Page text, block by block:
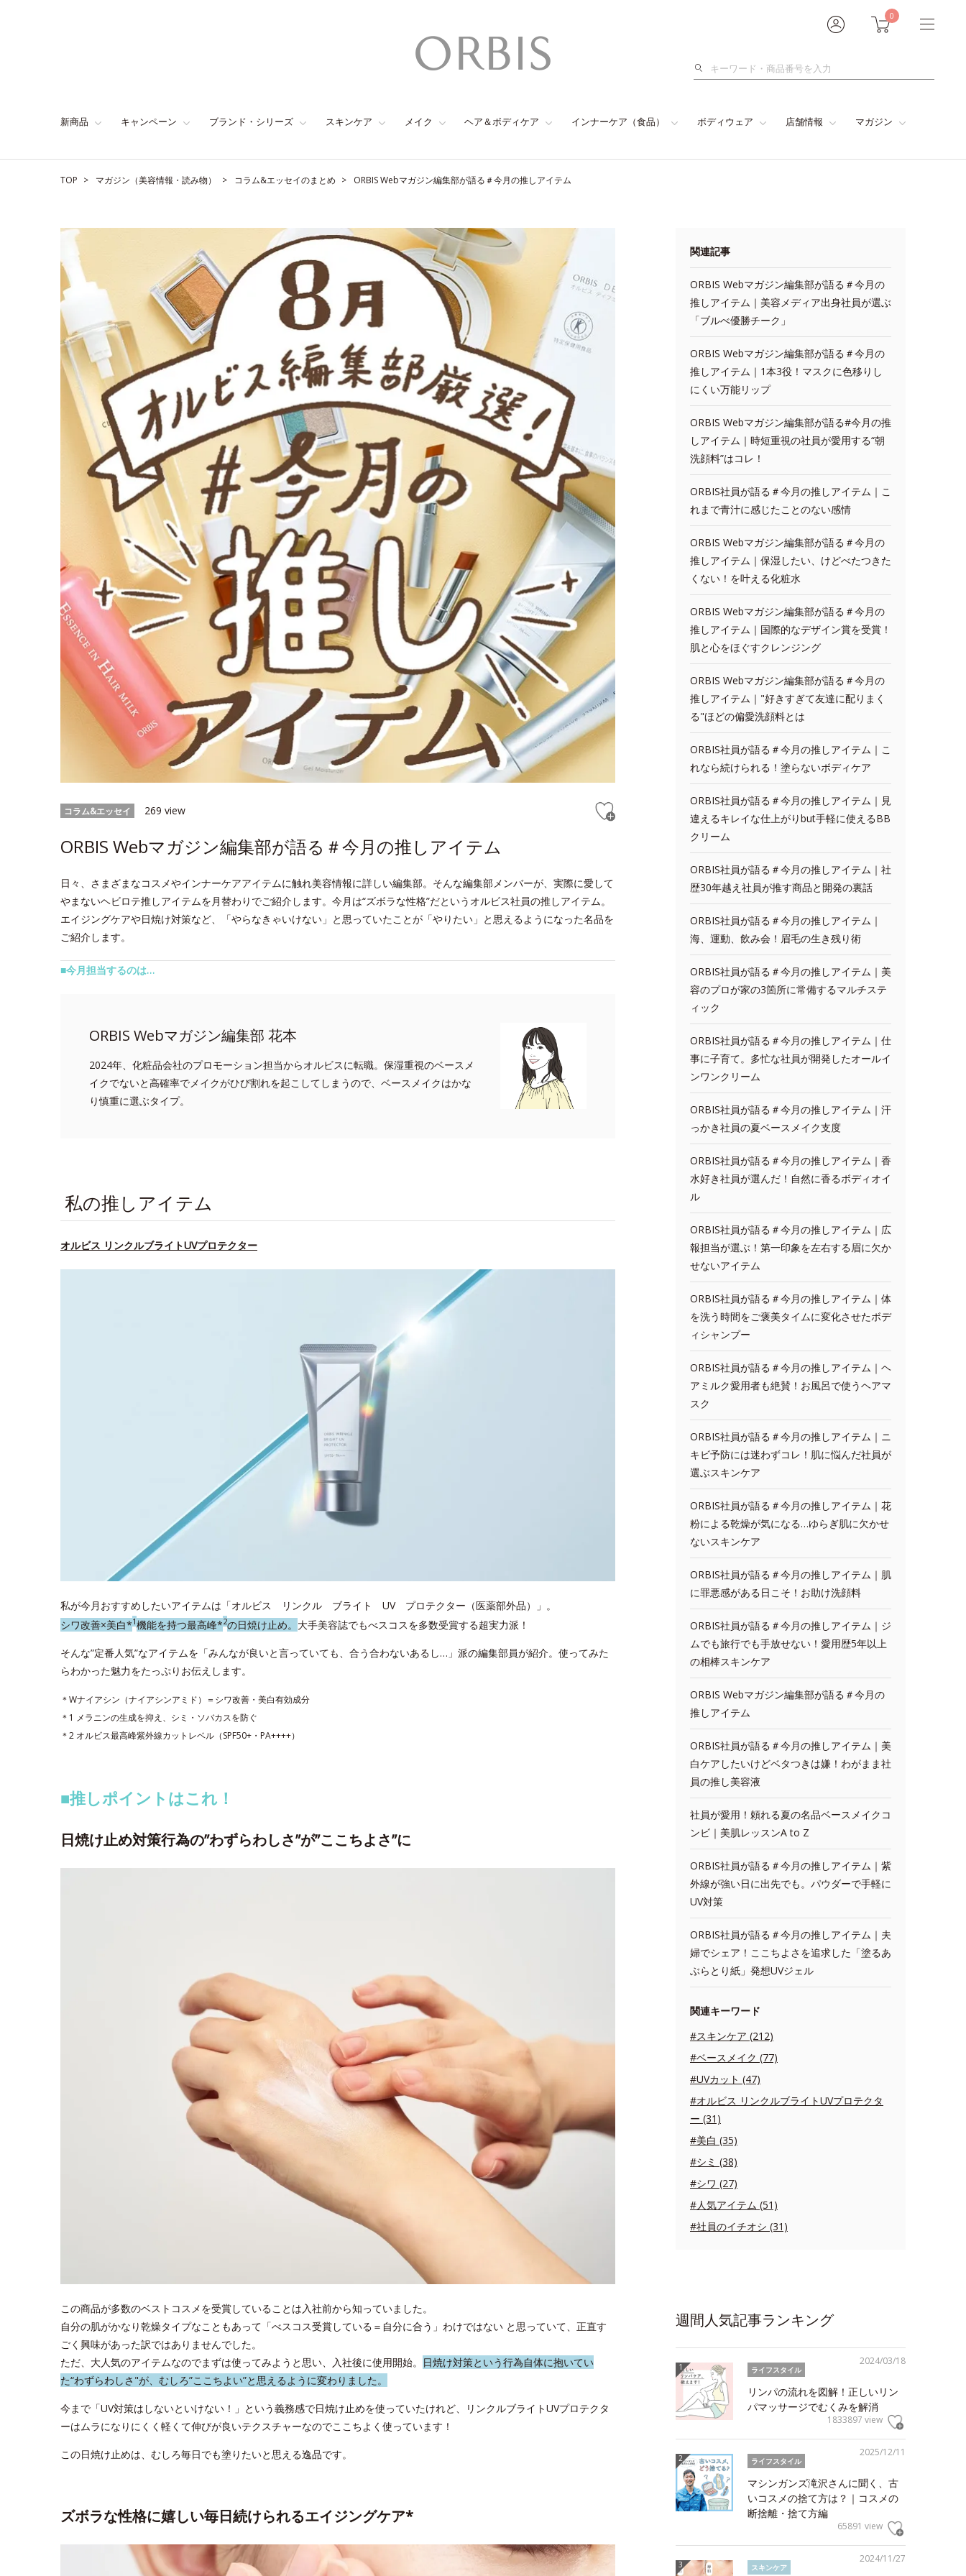
0
検
新商品 キャンペーン ブランド・シリーズ スキンケア メイク ヘア＆ボディケア インナーケア（食品） ボディウェア 店舗情報 マガジン
TOP マガジン（美容情報・読み物） コラム&エッセイのまとめ ORBIS Webマガジン編集部が語る＃今月の推しアイテム
コラム&エッセイ 269 view
ORBIS Webマガジン編集部が語る＃今月の推しアイテム
日々、さまざまなコスメやインナーケアアイテムに触れ美容情報に詳しい編集部。そんな編集部メンバーが、実際に愛して
やまないヘビロテ推しアイテムを月替わりでご紹介します。今月は“ズボラな性格”だというオルビス社員の推しアイテム。
エイジングケアや日焼け対策など、「やらなきゃいけない」と思っていたことが「やりたい」と思えるようになった名品を
ご紹介します。
■今月担当するのは…
ORBIS Webマガジン編集部 花本
2024年、化粧品会社のプロモーション担当からオルビスに転職。保湿重視のベースメ
イクでないと高確率でメイクがひび割れを起こしてしまうので、ベースメイクはかな
り慎重に選ぶタイプ。
私の推しアイテム
オルビス リンクルブライトUVプロテクター
私が今月おすすめしたいアイテムは「オルビス リンクル ブライト UV プロテクター（医薬部外品）」。
シワ改善×美白*1機能を持つ最高峰*2の日焼け止め。 大手美容誌でもべスコスを多数受賞する超実力派！
そんな”定番人気”なアイテムを「みんなが良いと言っていても、合う合わないあるし…」派の編集部員が紹介。使ってみた
らわかった魅力をたっぷりお伝えします。
＊Wナイアシン（ナイアシンアミド）＝シワ改善・美白有効成分
＊1 メラニンの生成を抑え、シミ・ソバカスを防ぐ
＊2 オルビス最高峰紫外線カットレベル（SPF50+・PA++++）
■推しポイントはこれ！
日焼け止め対策行為の”わずらわしさ”が”ここちよさ”に
この商品が多数のベストコスメを受賞していることは入社前から知っていました。
自分の肌がかなり乾燥タイプなこともあって「べスコス受賞している＝自分に合う」わけではない と思っていて、正直す
ごく興味があった訳ではありませんでした。
ただ、大人気のアイテムなのでまずは使ってみようと思い、入社後に使用開始。
日焼け対策という行為自体に抱いてい
た“わずらわしさ"が、むしろ”ここちよい”と思えるように変わりました。
今まで「UV対策はしないといけない！」という義務感で日焼け止めを使っていたけれど、リンクルブライトUVプロテクタ
ーはムラになりにくく軽くて伸びが良いテクスチャーなのでここちよく使っています！
この日焼け止めは、むしろ毎日でも塗りたいと思える逸品です。
ズボラな性格に嬉しい毎日続けられるエイジングケア*
関連記事
ORBIS Webマガジン編集部が語る＃今月の
推しアイテム｜美容メディア出身社員が選ぶ
「ブルべ優勝チーク」
ORBIS Webマガジン編集部が語る＃今月の
推しアイテム｜1本3役！マスクに色移りし
にくい万能リップ
ORBIS Webマガジン編集部が語る#今月の推
しアイテム｜時短重視の社員が愛用する“朝
洗顔料”はコレ！
ORBIS社員が語る＃今月の推しアイテム｜こ
れまで青汁に感じたことのない感情
ORBIS Webマガジン編集部が語る＃今月の
推しアイテム｜保湿したい、けどべたつきた
くない！を叶える化粧水
ORBIS Webマガジン編集部が語る＃今月の
推しアイテム｜国際的なデザイン賞を受賞！
肌と心をほぐすクレンジング
ORBIS Webマガジン編集部が語る＃今月の
推しアイテム｜"好きすぎて友達に配りまく
る"ほどの偏愛洗顔料とは
ORBIS社員が語る＃今月の推しアイテム｜こ
れなら続けられる！塗らないボディケア
ORBIS社員が語る＃今月の推しアイテム｜見
違えるキレイな仕上がりbut手軽に使えるBB
クリーム
ORBIS社員が語る＃今月の推しアイテム｜社
歴30年越え社員が推す商品と開発の裏話
ORBIS社員が語る＃今月の推しアイテム｜
海、運動、飲み会！眉毛の生き残り術
ORBIS社員が語る＃今月の推しアイテム｜美
容のプロが家の3箇所に常備するマルチステ
ィック
ORBIS社員が語る＃今月の推しアイテム｜仕
事に子育て。多忙な社員が開発したオールイ
ンワンクリーム
ORBIS社員が語る＃今月の推しアイテム｜汗
っかき社員の夏ベースメイク支度
ORBIS社員が語る＃今月の推しアイテム｜香
水好き社員が選んだ！自然に香るボディオイ
ル
ORBIS社員が語る＃今月の推しアイテム｜広
報担当が選ぶ！第一印象を左右する眉に欠か
せないアイテム
ORBIS社員が語る＃今月の推しアイテム｜体
を洗う時間をご褒美タイムに変化させたボデ
ィシャンプー
ORBIS社員が語る＃今月の推しアイテム｜ヘ
アミルク愛用者も絶賛！お風呂で使うヘアマ
スク
ORBIS社員が語る＃今月の推しアイテム｜ニ
キビ予防には迷わずコレ！肌に悩んだ社員が
選ぶスキンケア
ORBIS社員が語る＃今月の推しアイテム｜花
粉による乾燥が気になる…ゆらぎ肌に欠かせ
ないスキンケア
ORBIS社員が語る＃今月の推しアイテム｜肌
に罪悪感がある日こそ！お助け洗顔料
ORBIS社員が語る＃今月の推しアイテム｜ジ
ムでも旅行でも手放せない！愛用歴5年以上
の相棒スキンケア
ORBIS Webマガジン編集部が語る＃今月の
推しアイテム
ORBIS社員が語る＃今月の推しアイテム｜美
白ケアしたいけどベタつきは嫌！わがまま社
員の推し美容液
社員が愛用！頼れる夏の名品ベースメイクコ
ンビ｜美肌レッスンA to Z
ORBIS社員が語る＃今月の推しアイテム｜紫
外線が強い日に出先でも。パウダーで手軽に
UV対策
ORBIS社員が語る＃今月の推しアイテム｜夫
婦でシェア！ここちよさを追求した「塗るあ
ぶらとり紙」発想UVジェル
関連キーワード
#スキンケア (212)
#ベースメイク (77)
#UVカット (47)
#オルビス リンクルブライトUVプロテクタ
ー (31)
#美白 (35)
#シミ (38)
#シワ (27)
#人気アイテム (51)
#社員のイチオシ (31)
週間人気記事ランキング
2024/03/18
ライフスタイル
リンパの流れを図解！正しいリン
パマッサージでむくみを解消
1833897 view
2025/12/11
ライフスタイル
マシンガンズ滝沢さんに聞く、古
いコスメの捨て方は？｜コスメの
断捨離・捨て方編
65891 view
2024/11/27
スキンケア